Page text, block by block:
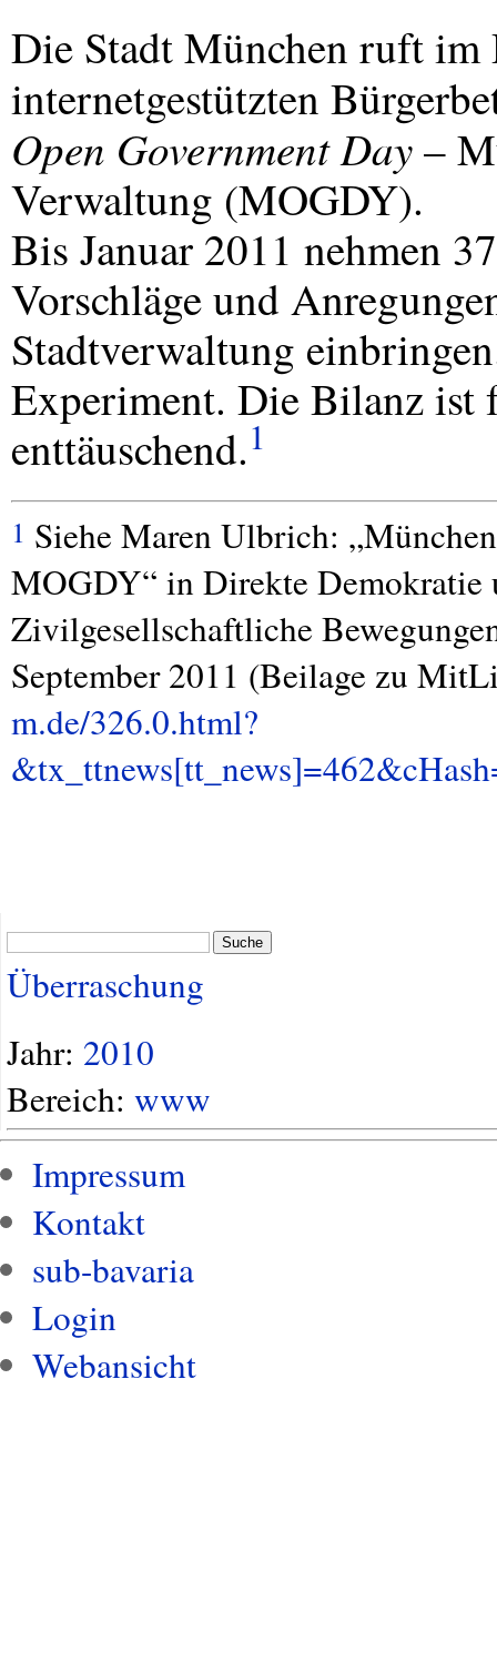
Die Stadt München ruft im
internetgestützten
Open Government Day–
Verwaltung (MOGDY).
Bis Januar 2011 nehmen
Vorschläge und
Stadtverwaltung
Experiment. Die Bilanz ist
enttäuschend.1
1 Siehe Maren Ulbrich:
MOGDY“ in Direkte Demokratie
Zivilgesellschaftliche
September 2011 (Beilage zu
m.de/326.0.html?
Suche
Überraschung
Jahr: 2010
Bereich: www
Impressum
Kontakt
sub-bavaria
Login
Webansicht